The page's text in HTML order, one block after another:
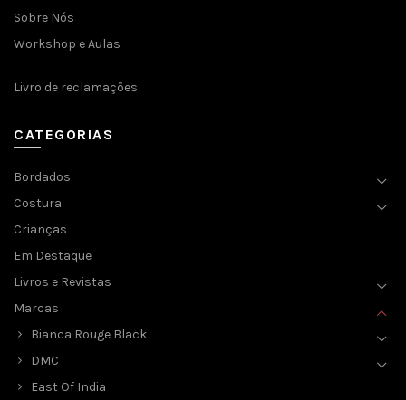
Sobre Nós
Workshop e Aulas
Livro de reclamações
CATEGORIAS
Bordados
Costura
Crianças
Em Destaque
Livros e Revistas
Marcas
Bianca Rouge Black
DMC
East Of India